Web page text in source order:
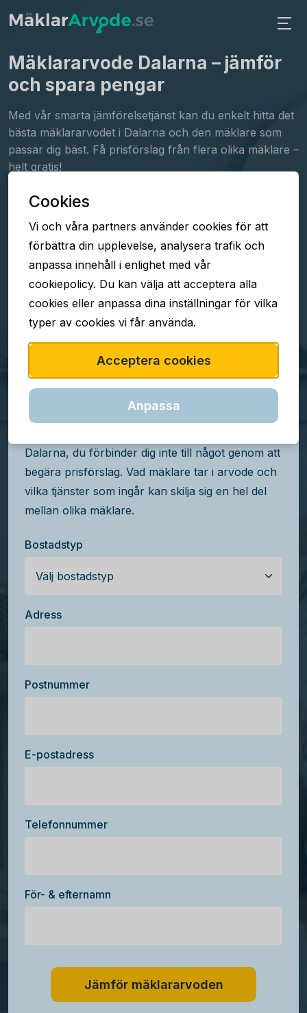
Mäklararvode Dalarna – jämför
och spara pengar
Med vår smarta jämförelsetjänst kan du enkelt hitta det
bästa mäklararvodet i Dalarna och den mäklare som
passar dig bäst. Få prisförslag från flera olika mäklare –
helt gratis!
Fyll i formuläret
Jämför arvoden
Välj mäklare
TJÄNSTEN ÄR GRATIS
Jämför mäklararvoden i
Dalarna
Dalarna, du förbinder dig inte till något genom att
begära prisförslag. Vad mäklare tar i arvode och
vilka tjänster som ingår kan skilja sig en hel del
mellan olika mäklare.
Bostadstyp
Adress
Postnummer
E-postadress
Telefonnummer
För- & efternamn
Jämför mäklararvoden
Cookies
Vi och våra partners använder cookies för att
förbättra din upplevelse, analysera trafik och
anpassa innehåll i enlighet med vår
cookiepolicy. Du kan välja att acceptera alla
cookies eller anpassa dina inställningar för vilka
typer av cookies vi får använda.
Acceptera cookies
Anpassa